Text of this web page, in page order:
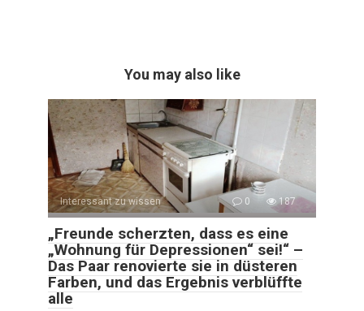
You may also like
Interessant zu wissen 0 187
„Freunde scherzten, dass es eine
„Wohnung für Depressionen“ sei!“ –
Das Paar renovierte sie in düsteren
Farben, und das Ergebnis verblüffte
alle